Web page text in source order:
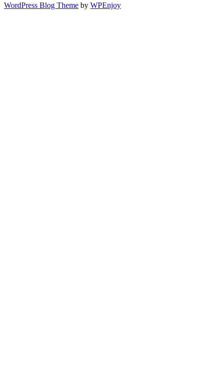
WordPress Blog Theme by WPEnjoy